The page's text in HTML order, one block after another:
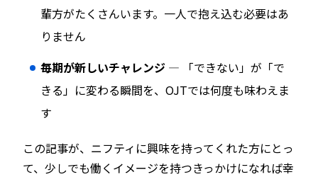
輩方がたくさんいます。一人で抱え込む必要はあ
りません
毎期が新しいチャレンジ — 「できない」が「で
きる」に変わる瞬間を、OJTでは何度も味わえま
す
この記事が、ニフティに興味を持ってくれた方にとっ
て、少しでも働くイメージを持つきっかけになれば幸